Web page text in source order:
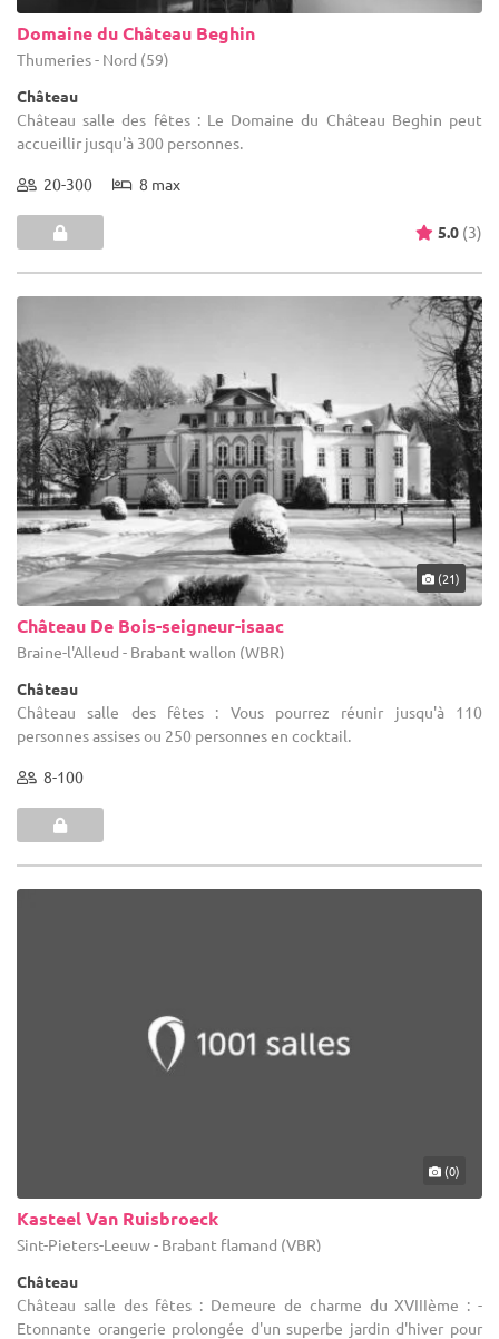
Domaine du Château Beghin
Thumeries - Nord (59)
Château
Château salle des fêtes : Le Domaine du Château Beghin peut
accueillir jusqu'à 300 personnes.
20-300 8 max
5.0 (3)
(21)
Château De Bois-seigneur-isaac
Braine-l'Alleud - Brabant wallon (WBR)
Château
Château salle des fêtes : Vous pourrez réunir jusqu'à 110
personnes assises ou 250 personnes en cocktail.
8-100
(0)
Kasteel Van Ruisbroeck
Sint-Pieters-Leeuw - Brabant flamand (VBR)
Château
Château salle des fêtes : Demeure de charme du XVIIIème : -
Etonnante orangerie prolongée d'un superbe jardin d'hiver pour